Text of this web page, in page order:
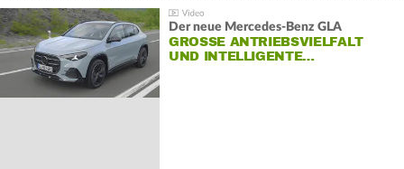
Der neue Mercedes-Benz GLA
GROSSE ANTRIEBSVIELFALT U
ND INTELLIGENTE…